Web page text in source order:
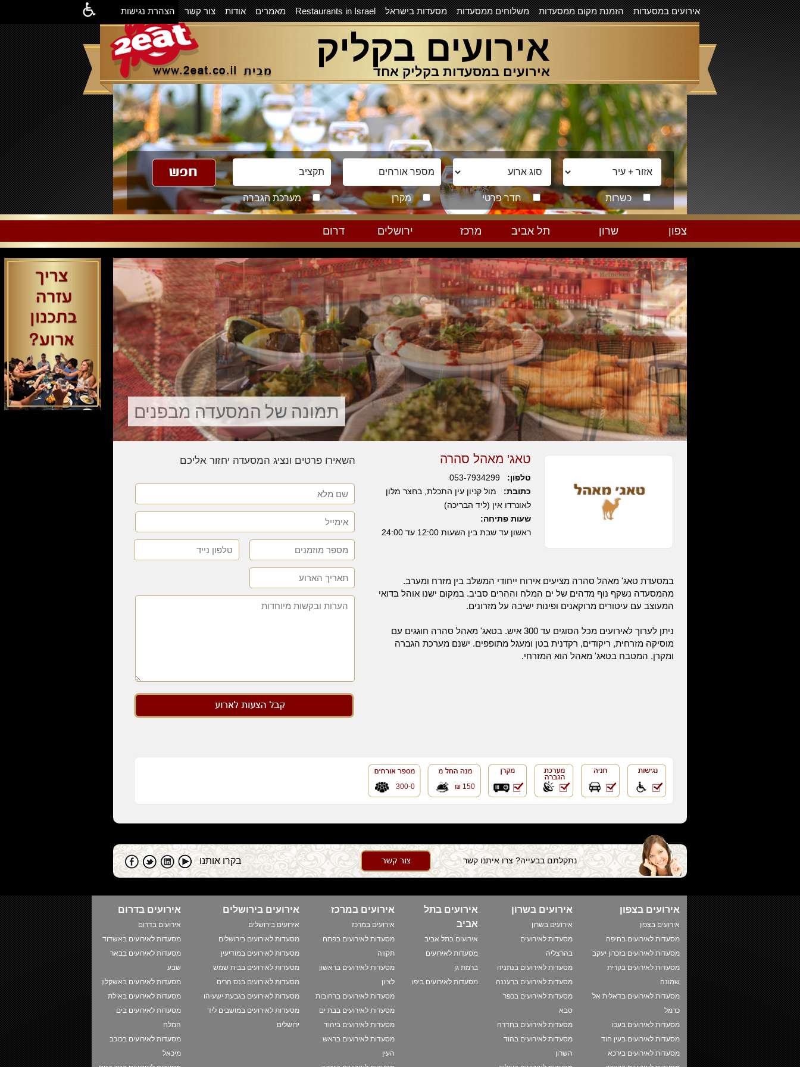
אירועים במסעדות הזמנת מקום ממסעדות משלוחים ממסעדות מסעדות בישראל Restaurants in Israel מאמרים אודות צור קשר הצהרת נגישות
אירועים בקליק
אירועים במסעדות בקליק אחד
כשרות חדר פרטי מקרן מערכת הגברה
צפון שרון תל אביב מרכז ירושלים דרום
תמונה של המסעדה מבפנים
השאירו פרטים ונציג המסעדה יחזור אליכם טאג' מאהל סהרה
טלפון:
כתובת: מול קניון עין התכלת, בחצר מלון
לאונרדו אין (ליד הבריכה)
שעות פתיחה:
ראשון עד שבת בין השעות 12:00 עד 24:00
במסעדת טאג' מאהל סהרה מציעים אירוח ייחודי המשלב בין מזרח ומערב.
מהמסעדה נשקף נוף מדהים של ים המלח וההרים סביב. במקום ישנו אוהל בדואי
המעוצב עם עיטורים מרוקאנים ופינות ישיבה על מזרונים.
ניתן לערוך לאירועים מכל הסוגים עד 300 איש. בטאג' מאהל סהרה חוגגים עם
מוסיקה מזרחית, ריקודים, רקדנית בטן ומעגל מתופפים. ישנם מערכת הגברה
ומקרן. המטבח בטאג' מאהל הוא המזרחי.
300-0 150 ₪
בקרו אותנו נתקלתם בבעייה? צרו איתנו קשר
אירועים בצפון
אירועים בצפון
מסעדות לאירועים בחיפה
מסעדות לאירועים בזכרון יעקב
מסעדות לאירועים בקרית
שמונה
מסעדות לאירועים בדאלית אל
כרמל
מסעדות לאירועים בעכו
מסעדות לאירועים בעין חוד
מסעדות לאירועים בירכא
אירועים בשרון
אירועים בשרון
מסעדות לאירועים
בהרצליה
מסעדות לאירועים בנתניה
מסעדות לאירועים ברעננה
מסעדות לאירועים בכפר
סבא
מסעדות לאירועים בחדרה
מסעדות לאירועים בהוד
השרון
אירועים בתל
אביב
אירועים בתל אביב
מסעדות לאירועים
ברמת גן
מסעדות לאירועים ביפו
אירועים במרכז
אירועים במרכז
מסעדות לאירועים בפתח
תקווה
מסעדות לאירועים בראשון
לציון
מסעדות לאירועים ברחובות
מסעדות לאירועים בבת ים
מסעדות לאירועים ביהוד
מסעדות לאירועים בראש
העין
אירועים בירושלים
אירועים בירושלים
מסעדות לאירועים בירושלים
מסעדות לאירועים במודיעין
מסעדות לאירועים בבית שמש
מסעדות לאירועים בנס הרים
מסעדות לאירועים בגבעת ישעיהו
מסעדות לאירועים במושבים ליד
ירושלים
אירועים בדרום
אירועים בדרום
מסעדות לאירועים באשדוד
מסעדות לאירועים בבאר
שבע
מסעדות לאירועים באשקלון
מסעדות לאירועים באילת
מסעדות לאירועים בים
המלח
מסעדות לאירועים בכוכב
מיכאל